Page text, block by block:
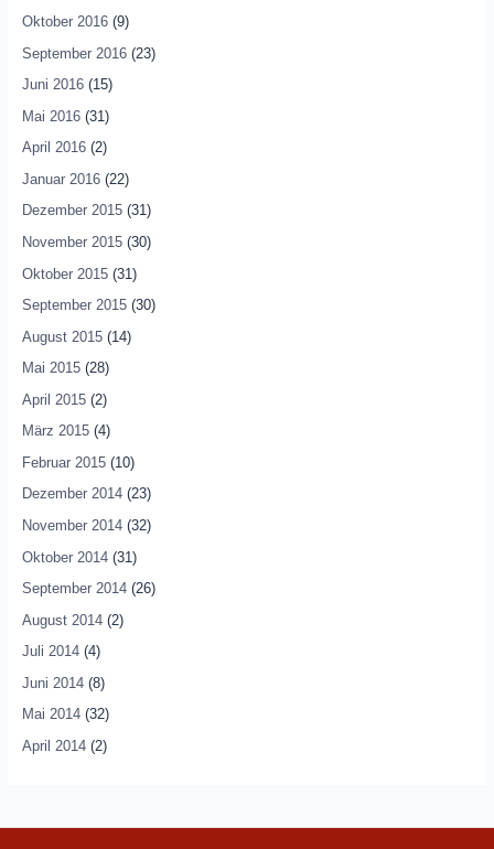
Oktober 2016(9)
September 2016(23)
Juni 2016(15)
Mai 2016(31)
April 2016(2)
Januar 2016(22)
Dezember 2015(31)
November 2015(30)
Oktober 2015(31)
September 2015(30)
August 2015(14)
Mai 2015(28)
April 2015(2)
März 2015(4)
Februar 2015(10)
Dezember 2014(23)
November 2014(32)
Oktober 2014(31)
September 2014(26)
August 2014(2)
Juli 2014(4)
Juni 2014(8)
Mai 2014(32)
April 2014(2)